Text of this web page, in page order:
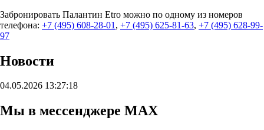
Забронировать Палантин Etro можно по одному из номеров
телефона: +7 (495) 608-28-01 , +7 (495) 625-81-63, +7 (495) 628-99-
97
Новости
04.05.2026 13:27:18
Мы в мессенджере MAX